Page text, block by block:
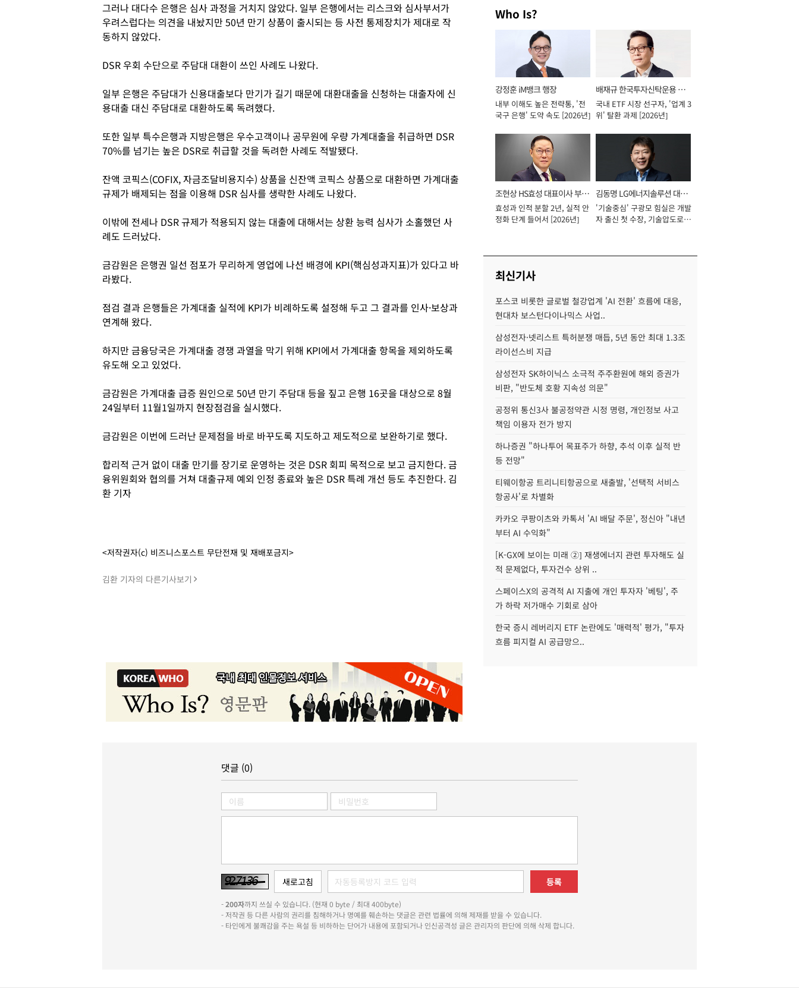
그러나 대다수 은행은 심사 과정을 거치지 않았다. 일부 은행에서는 리스크와 심사부서가
우려스럽다는 의견을 내놨지만 50년 만기 상품이 출시되는 등 사전 통제장치가 제대로 작
동하지 않았다.
DSR 우회 수단으로 주담대 대환이 쓰인 사례도 나왔다.
일부 은행은 주담대가 신용대출보다 만기가 길기 때문에 대환대출을 신청하는 대출자에 신
용대출 대신 주담대로 대환하도록 독려했다.
또한 일부 특수은행과 지방은행은 우수고객이나 공무원에 우량 가계대출을 취급하면 DSR
70%를 넘기는 높은 DSR로 취급할 것을 독려한 사례도 적발됐다.
잔액 코픽스(COFIX, 자금조달비용지수) 상품을 신잔액 코픽스 상품으로 대환하면 가계대출
규제가 배제되는 점을 이용해 DSR 심사를 생략한 사례도 나왔다.
이밖에 전세나 DSR 규제가 적용되지 않는 대출에 대해서는 상환 능력 심사가 소홀했던 사
례도 드러났다.
금감원은 은행권 일선 점포가 무리하게 영업에 나선 배경에 KPI(핵심성과지표)가 있다고 바
라봤다.
점검 결과 은행들은 가계대출 실적에 KPI가 비례하도록 설정해 두고 그 결과를 인사·보상과
연계해 왔다.
하지만 금융당국은 가계대출 경쟁 과열을 막기 위해 KPI에서 가계대출 항목을 제외하도록
유도해 오고 있었다.
금감원은 가계대출 급증 원인으로 50년 만기 주담대 등을 짚고 은행 16곳을 대상으로 8월
24일부터 11월1일까지 현장점검을 실시했다.
금감원은 이번에 드러난 문제점을 바로 바꾸도록 지도하고 제도적으로 보완하기로 했다.
합리적 근거 없이 대출 만기를 장기로 운영하는 것은 DSR 회피 목적으로 보고 금지한다. 금
융위원회와 협의를 거쳐 대출규제 예외 인정 종료와 높은 DSR 특례 개선 등도 추진한다. 김
환 기자
<저작권자(c) 비즈니스포스트 무단전재 및 재배포금지>
김환 기자의 다른기사보기
Who Is?
강정훈 iM뱅크 행장
내부 이해도 높은 전략통, '전
국구 은행' 도약 속도 [2026년]
배재규 한국투자신탁운용 대
표이사 사장
국내 ETF 시장 선구자, '업계 3
위' 탈환 과제 [2026년]
조현상 HS효성 대표이사 부회
장
효성과 인적 분할 2년, 실적 안
정화 단계 들어서 [2026년]
김동명 LG에너지솔루션 대표
이사 사장
'기술중심' 구광모 힘실은 개발
자 출신 첫 수장, 기술압도로
최신기사
포스코 비롯한 글로벌 철강업계 'AI 전환' 흐름에 대응,
현대차 보스턴다이나믹스 사업..
삼성전자·넷리스트 특허분쟁 매듭, 5년 동안 최대 1.3조
라이선스비 지급
삼성전자 SK하이닉스 소극적 주주환원에 해외 증권가
비판, "반도체 호황 지속성 의문"
공정위 통신3사 불공정약관 시정 명령, 개인정보 사고
책임 이용자 전가 방지
하나증권 "하나투어 목표주가 하향, 추석 이후 실적 반
등 전망"
티웨이항공 트리니티항공으로 새출발, '선택적 서비스
항공사'로 차별화
카카오 쿠팡이츠와 카톡서 'AI 배달 주문', 정신아 "내년
부터 AI 수익화"
[K-GX에 보이는 미래 ②] 재생에너지 관련 투자해도 실
적 문제없다, 투자건수 상위 ..
스페이스X의 공격적 AI 지출에 개인 투자자 '베팅', 주
가 하락 저가매수 기회로 삼아
한국 증시 레버리지 ETF 논란에도 '매력적' 평가, "투자
흐름 피지컬 AI 공급망으..
댓글 (0)
등록
-200자까지 쓰실 수 있습니다. (현재 0 byte / 최대 400byte)
- 저작권 등 다른 사람의 권리를 침해하거나 명예를 훼손하는 댓글은 관련 법률에 의해 제재를 받을 수 있습니다.
- 타인에게 불쾌감을 주는 욕설 등 비하하는 단어가 내용에 포함되거나 인신공격성 글은 관리자의 판단에 의해 삭제 합니다.